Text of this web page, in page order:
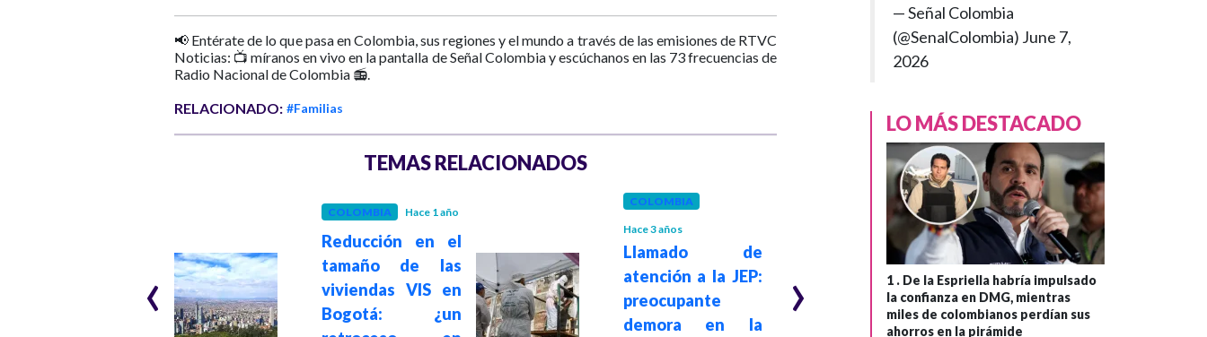
📢 Entérate de lo que pasa en Colombia, sus regiones y el mundo a través de las emisiones de RTVC
Noticias: 📺 míranos en vivo en la pantalla de Señal Colombia y escúchanos en las 73 frecuencias de
Radio Nacional de Colombia 📻.
RELACIONADO: #Familias
TEMAS RELACIONADOS
Devolución del
IVA: inicia el
COLOMBIA Hace 1 año
Reducción en el
tamaño de las
viviendas VIS en
Bogotá: ¿un
COLOMBIA
Hace 3 años
Llamado de
atención a la JEP:
preocupante
demora en la
COLOMBIA
Hace 3 años
Lluvias en
Bogotá: Distrito
ayudará a familias
‹ ›
— Señal Colombia
(@SenalColombia) June 7,
2026
LO MÁS DESTACADO
1 . De la Espriella habría impulsado
la confianza en DMG, mientras
miles de colombianos perdían sus
ahorros en la pirámide